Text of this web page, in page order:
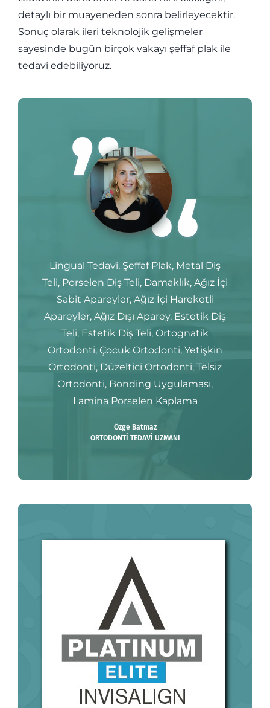
detaylı bir muayeneden sonra belirleyecektir.
Sonuç olarak ileri teknolojik gelişmeler
sayesinde bugün birçok vakayı şeffaf plak ile
tedavi edebiliyoruz.
Lingual Tedavi, Şeffaf Plak, Metal Diş
Teli, Porselen Diş Teli, Damaklık, Ağız İçi
Sabit Apareyler, Ağız İçi Hareketli
Apareyler, Ağız Dışı Aparey, Estetik Diş
Teli, Estetik Diş Teli, Ortognatik
Ortodonti, Çocuk Ortodonti, Yetişkin
Ortodonti, Düzeltici Ortodonti, Telsiz
Ortodonti, Bonding Uygulaması,
Lamina Porselen Kaplama
Özge Batmaz
ORTODONTİ TEDAVİ UZMANI